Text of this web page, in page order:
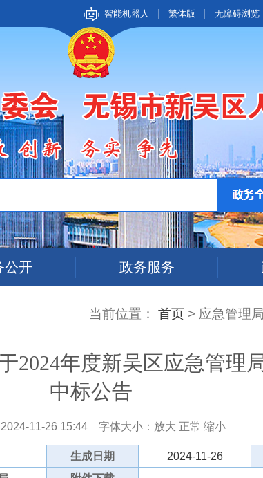
智能机器人 繁体版 无障碍浏览
公开 政务服务
当前位置： 首页 > 应急管理
2024年度新吴区应急管理
中标公告
11-26 15:44 字体大小： 放大 正常 缩小
生成日期 2024-11-26